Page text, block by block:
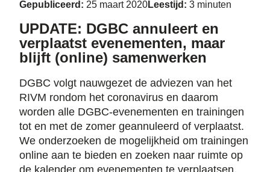
Gepubliceerd: 25 maart 2020Leestijd: 3 minuten
UPDATE: DGBC annuleert en
verplaatst evenementen, maar
blijft (online) samenwerken
DGBC volgt nauwgezet de adviezen van het
RIVM rondom het coronavirus en daarom
worden alle DGBC-evenementen en trainingen
tot en met de zomer geannuleerd of verplaatst.
We onderzoeken de mogelijkheid om trainingen
online aan te bieden en zoeken naar ruimte op